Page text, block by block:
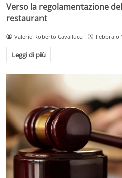
Verso la regolamentazione
restaurant
Valerio Roberto Cavallucci Febbraio
Leggi di più